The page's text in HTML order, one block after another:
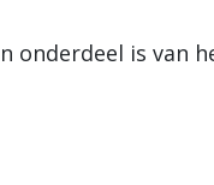
onderdeel is van